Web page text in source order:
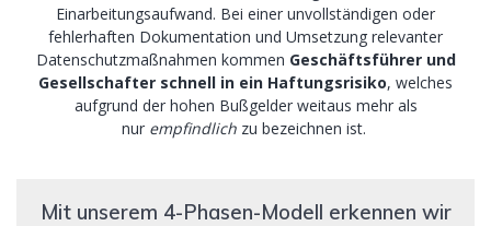
Einarbeitungsaufwand. Bei einer unvollständigen oder
fehlerhaften Dokumentation und Umsetzung relevanter
Datenschutzmaßnahmen kommen Geschäftsführer und
Gesellschafter schnell in ein Haftungsrisiko, welches
aufgrund der hohen Bußgelder weitaus mehr als
nur empfindlichzu bezeichnen ist.
Mit unserem 4-Phasen-Modell erkennen wir